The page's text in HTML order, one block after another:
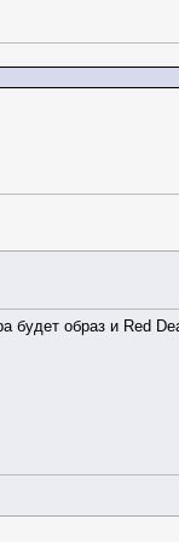
будет образ и Red